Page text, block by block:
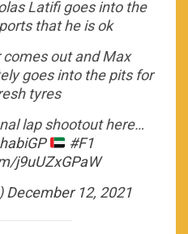
Latifi goes into the
that he is ok
out and Max
goes into the pits for
tyres
lap shootout here…
#F1
j9uUZxGPaW
December 12, 2021